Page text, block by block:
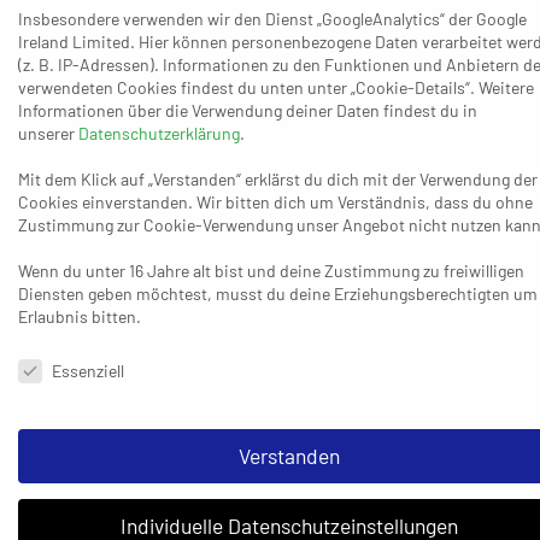
hätten die Gäste eher unnötig was Zählbares verpasst:
„Heute hat Erfahrung gegen Jugend gewonnen. Diese
Niederlage müssen wir ganz klar auf unsere Fahnen
schreiben, denn nicht Essen hat gewonnen, sondern wir
herausgespielt. Essen verschleppt das Spiel und macht
das alles langsam – davon lassen wir uns ein bisschen
denn wir waren gut eingestellt und die Jungs waren auch
gewillt. Hier war deutlich, deutlich mehr drin.“
Das alles sah der Kollege Felix Linden aus der Sicht der
Insbesondere verwenden wir den Dienst „GoogleAnalytics“ der Google
Ireland Limited. Hier können personenbezogene Daten verarbeitet
(z. B. IP-Adressen). Informationen zu den Funktionen und Anbietern
verwendeten Cookies findest du unten unter „Cookie-Details“. Weitere
Informationen über die Verwendung deiner Daten findest du in
unserer Datenschutzerklärung.
Mit dem Klick auf „Verstanden“ erklärst du dich mit der Verwendung der
Cookies einverstanden. Wir bitten dich um Verständnis, dass du ohne
Zustimmung zur Cookie-Verwendung unser Angebot nicht nutzen
Wenn du unter 16 Jahre alt bist und deine Zustimmung zu freiwilligen
Diensten geben möchtest, musst du deine Erziehungsberechtigten um
Erlaubnis bitten.
Datenschutzeinstellungen & Nutzungsbedingungen
Essenziell
Verstanden
Individuelle Datenschutzeinstellungen